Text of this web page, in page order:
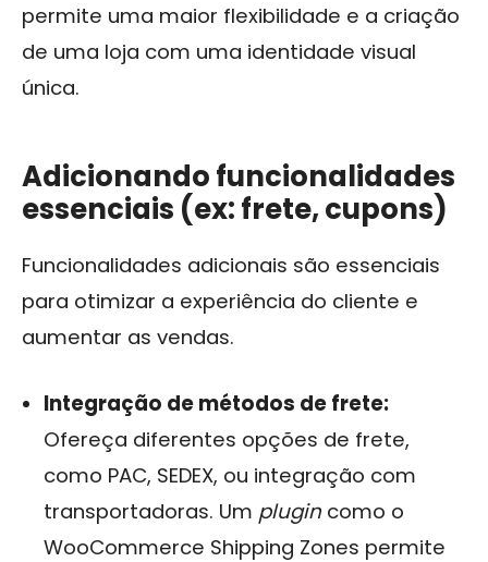
permite uma maior flexibilidade e a criação
de uma loja com uma identidade visual
única.
Adicionando funcionalidades
essenciais (ex: frete, cupons)
Funcionalidades adicionais são essenciais
para otimizar a experiência do cliente e
aumentar as vendas.
Integração de métodos de frete:
Ofereça diferentes opções de frete,
como PAC, SEDEX, ou integração com
transportadoras. Um plugincomo o
WooCommerce Shipping Zones permite